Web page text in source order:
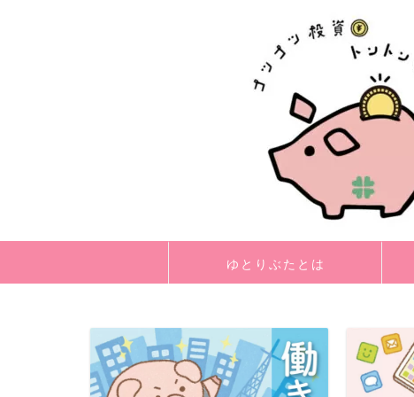
ゆとりぶたとは